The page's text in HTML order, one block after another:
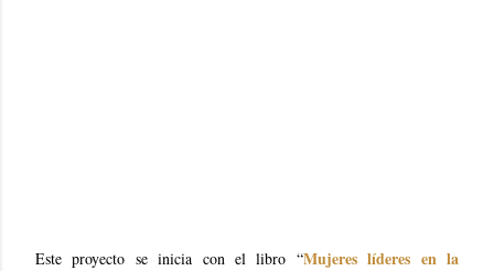
Este proyecto se inicia con el libro “Mujeres líderes en la